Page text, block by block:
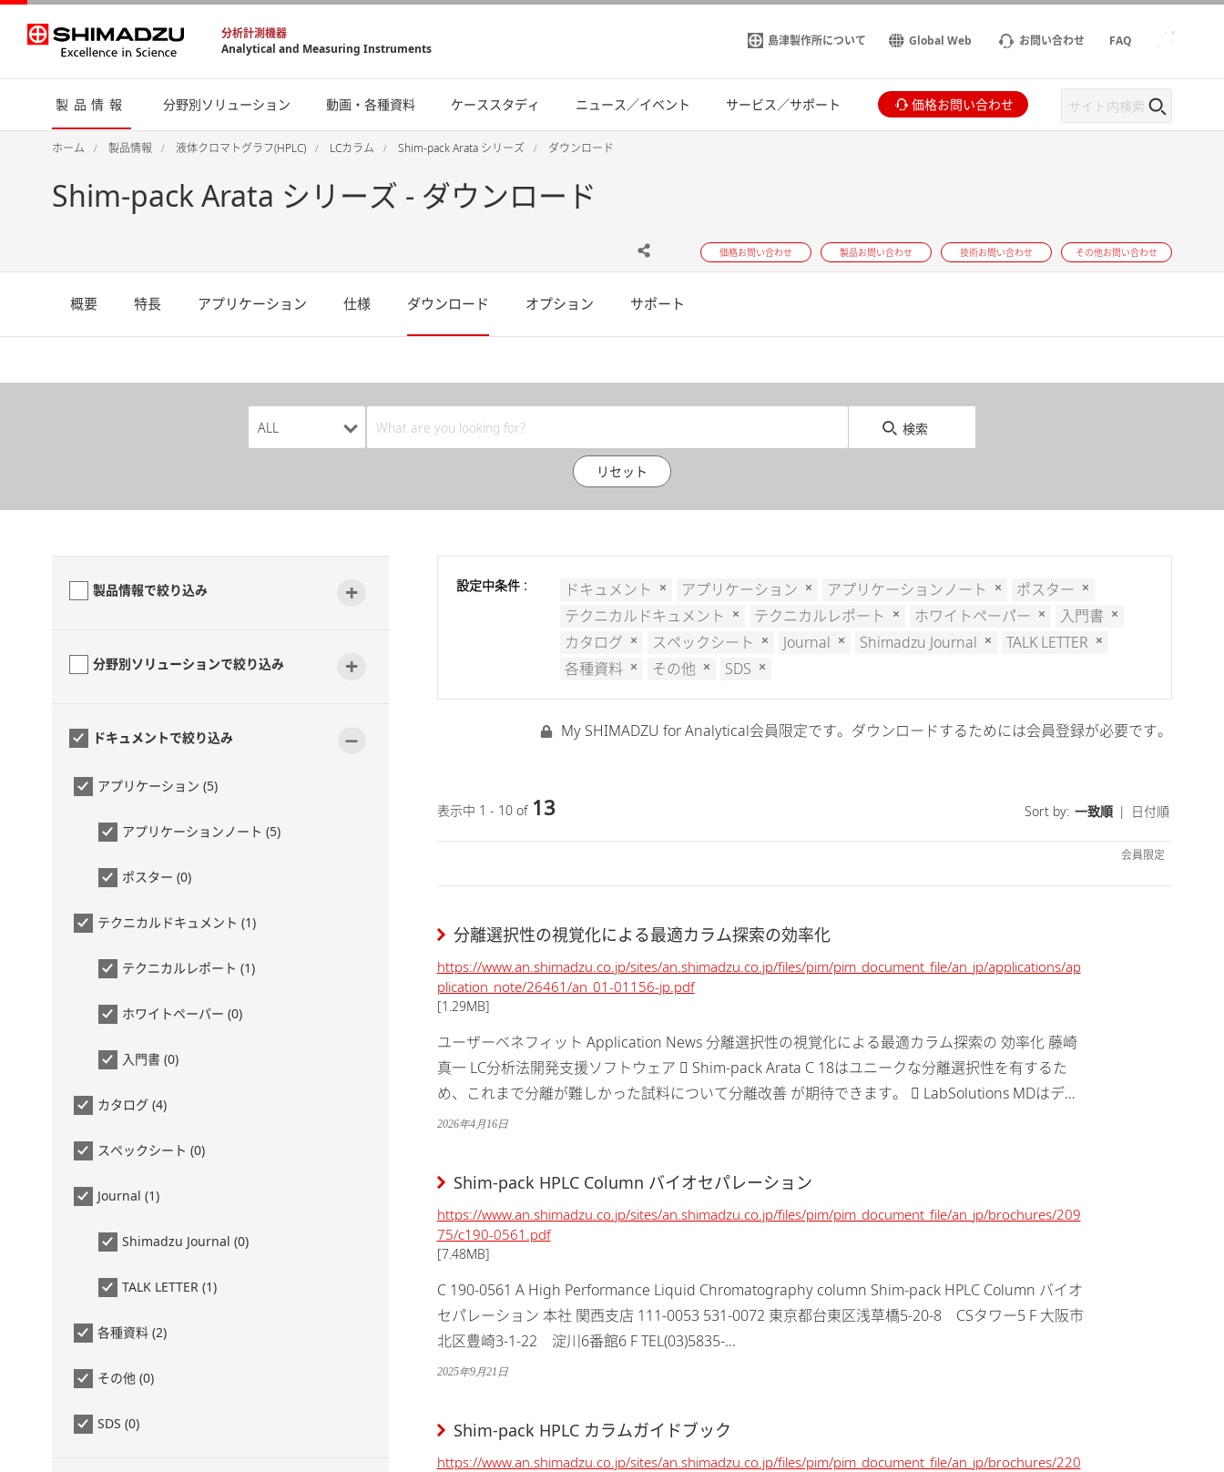
分析計測機器
Analytical and Measuring Instruments
島津製作所について Global Web お問い合わせ FAQ
製品情報 分野別ソリューション 動画・各種資料 ケーススタディ ニュース／イベント サービス／サポート 価格お問い合わせ
ホーム 製品情報 液体クロマトグラフ(HPLC) LCカラム Shim-pack Arata シリーズ ダウンロード
Shim-pack Arata シリーズ - ダウンロード
価格お問い合わせ 製品お問い合わせ 技術お問い合わせ その他お問い合わせ
概要 特長 アプリケーション 仕様 ダウンロード オプション サポート
検索
リセット
製品情報で絞り込み +
分野別ソリューションで絞り込み +
ドキュメントで絞り込み -
アプリケーション (5)
アプリケーションノート (5)
ポスター (0)
テクニカルドキュメント (1)
テクニカルレポート (1)
ホワイトペーパー (0)
入門書 (0)
カタログ (4)
スペックシート (0)
Journal (1)
Shimadzu Journal (0)
TALK LETTER (1)
各種資料 (2)
その他 (0)
SDS (0)
設定中条件 : ドキュメント アプリケーション アプリケーションノート
ポスター
テクニカルドキュメント
テクニカルレポート ホワイトペーパー
入門書
カタログ
スペックシート Journal Shimadzu Journal
TALK LETTER
各種資料
その他 SDS
My SHIMADZU for Analytical会員限定です。ダウンロードするためには会員登録が必要です。
表示中 1 - 10 of 13 Sort by: 一致順 | 日付順
会員限定
分離選択性の視覚化による最適カラム探索の効率化
https://www.an.shimadzu.co.jp/sites/an.shimadzu.co.jp/files/pim/pim_document_file/an_jp/applications/ap
plication_note/26461/an_01-01156-jp.pdf
[1.29MB]
ユーザーベネフィット Application News 分離選択性の視覚化による最適カラム探索の 効率化 藤崎
真一 LC分析法開発支援ソフトウェア  Shim-pack Arata C 18はユニークな分離選択性を有するた
め、これまで分離が難しかった試料について分離改善 が期待できます。  LabSolutions MDはデザ
インスペースの描画により...
2026年4月16日
Shim-pack HPLC Column バイオセパレーション
https://www.an.shimadzu.co.jp/sites/an.shimadzu.co.jp/files/pim/pim_document_file/an_jp/brochures/209
75/c190-0561.pdf
[7.48MB]
C 190-0561 A High Performance Liquid Chromatography column Shim-pack HPLC Column バイオ
セパレーション 本社 関西支店 111-0053 531-0072 東京都台東区浅草橋5-20-8 CSタワー5 F 大阪市
北区豊崎3-1-22 淀川6番館6 F TEL(03)5835-...
2025年9月21日
Shim-pack HPLC カラムガイドブック
https://www.an.shimadzu.co.jp/sites/an.shimadzu.co.jp/files/pim/pim_document_file/an_jp/brochures/220